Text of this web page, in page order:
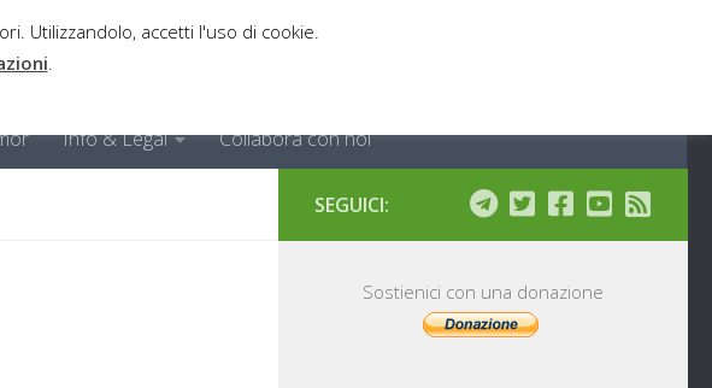
Info & Legal Collabora con noi
SEGUICI:
Sostienici con una donazione
Utilizzandolo, accetti l'uso di cookie.